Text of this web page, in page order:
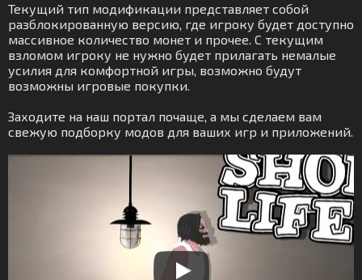
Текущий тип модификации представляет собой
разблокированную версию, где игроку будет доступно
массивное количество монет и прочее. С текущим
взломом игроку не нужно будет прилагать немалые
усилия для комфортной игры, возможно будут
возможны игровые покупки.
Заходите на наш портал почаще, а мы сделаем вам
свежую подборку модов для ваших игр и приложений.